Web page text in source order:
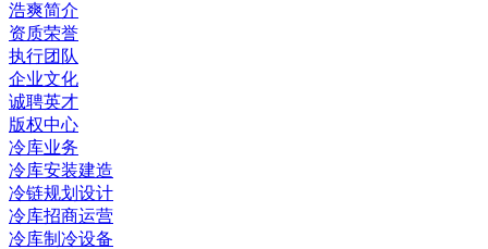
浩爽简介
资质荣誉
执行团队
企业文化
诚聘英才
版权中心
冷库业务
冷库安装建造
冷链规划设计
冷库招商运营
冷库制冷设备